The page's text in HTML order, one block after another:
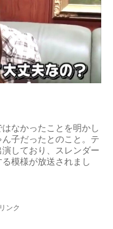
なかったことを明かし
子だったとのこと。テ
しており、スレンダー
模様が放送されまし
ンク